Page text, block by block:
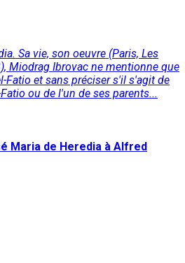
Sa vie, son oeuvre (Paris, Les
Miodrag Ibrovac ne mentionne que
Fatio et sans préciser s'il s'agit de
ou de l'un de ses parents...
Maria de Heredia à Alfred